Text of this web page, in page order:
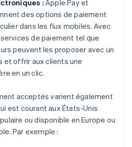
:Apple Pay et
des options de paiement
dans les flux mobiles. Avec
de paiement tel que
peuvent les proposer avec un
et offrir aux clients une
en un clic.
acceptés varient également
est courant aux États-Unis
ou disponible en Europe ou
Par exemple :